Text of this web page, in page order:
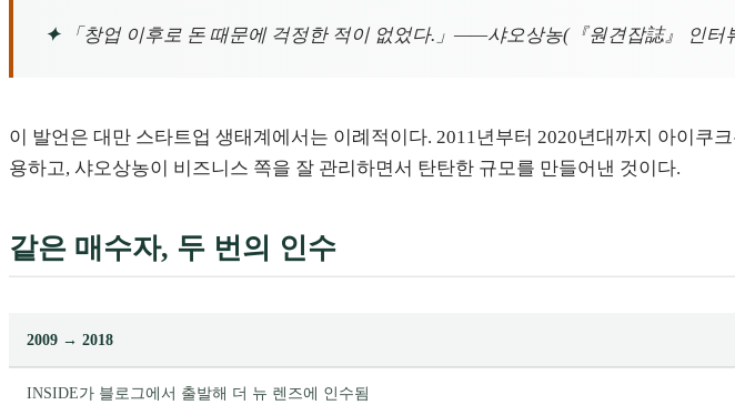
✦「창업 이후로 돈 때문에 걱정한 적이 없었다.」——샤오상농(『원견잡誌』 인터
이 발언은 대만 스타트업 생태계에서는 이례적이다. 2011년부터 2020년대까지 아이
용하고, 샤오상농이 비즈니스 쪽을 잘 관리하면서 탄탄한 규모를 만들어낸 것이다.
같은 매수자, 두 번의 인수
2009 → 2018
INSIDE가 블로그에서 출발해 더 뉴 렌즈에 인수됨